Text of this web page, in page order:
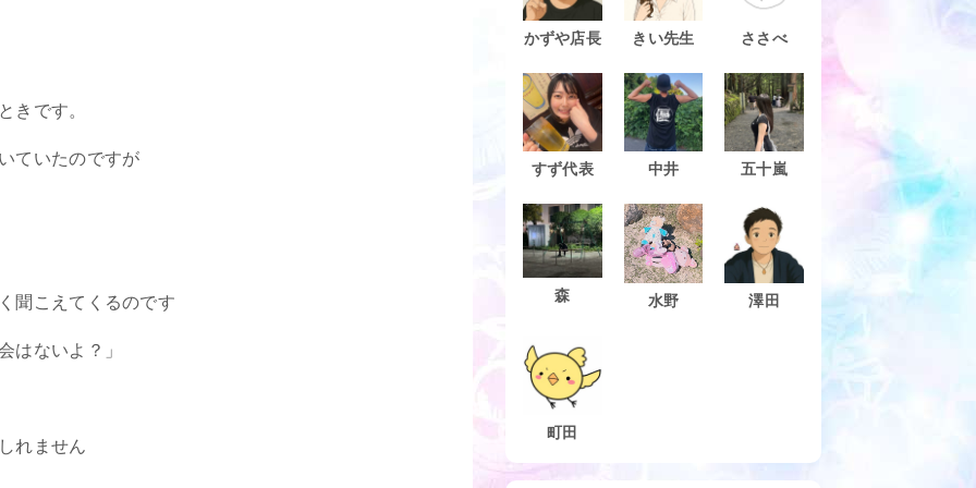
きです。
ていたのですが
聞こえてくるのです
はないよ？」
れません
かずや店長 きい先生 ささべ
すず代表 中井 五十嵐
森 水野 澤田
町田